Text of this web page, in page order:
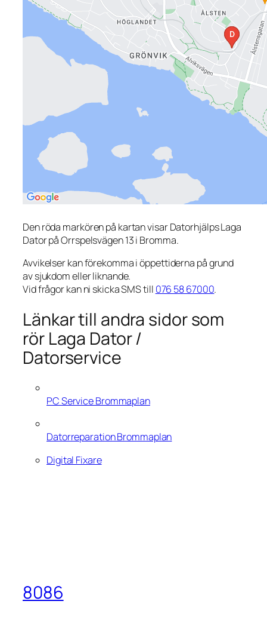
Den röda markören på kartan visar Datorhjälps Laga
Dator på Orrspelsvägen 13 i Bromma.
Avvikelser kan förekomma i öppettiderna på grund
av sjukdom eller liknande.
Vid frågor kan ni skicka SMS till 076 58 67000.
Länkar till andra sidor som
rör Laga Dator /
Datorservice
PC Service Brommaplan
Datorreparation Brommaplan
Digital Fixare
8086